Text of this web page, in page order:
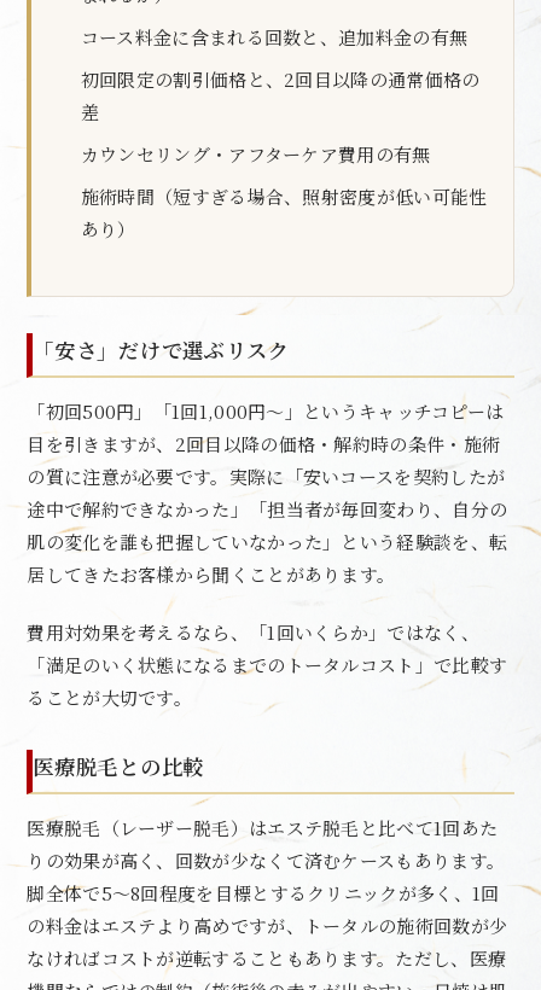
コース料金に含まれる回数と、追加料金の有無
初回限定の割引価格と、2回目以降の通常価格の
差
カウンセリング・アフターケア費用の有無
施術時間（短すぎる場合、照射密度が低い可能性
あり）
「安さ」だけで選ぶリスク
「初回500円」「1回1,000円〜」というキャッチコピーは
目を引きますが、2回目以降の価格・解約時の条件・施術
の質に注意が必要です。実際に「安いコースを契約したが
途中で解約できなかった」「担当者が毎回変わり、自分の
肌の変化を誰も把握していなかった」という経験談を、転
居してきたお客様から聞くことがあります。
費用対効果を考えるなら、「1回いくらか」ではなく、
「満足のいく状態になるまでのトータルコスト」で比較す
ることが大切です。
医療脱毛との比較
医療脱毛（レーザー脱毛）はエステ脱毛と比べて1回あた
りの効果が高く、回数が少なくて済むケースもあります。
脚全体で5〜8回程度を目標とするクリニックが多く、1回
の料金はエステより高めですが、トータルの施術回数が少
なければコストが逆転することもあります。ただし、医療